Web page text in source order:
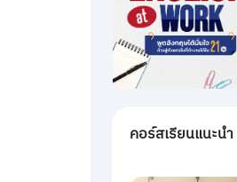
คอร์สเรียนแนะนำ